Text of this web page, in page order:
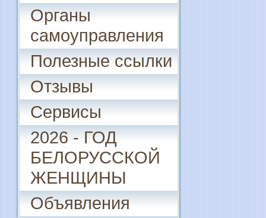
Органы
самоуправления
Полезные ссылки
Отзывы
Сервисы
2026 - ГОД
БЕЛОРУССКОЙ
ЖЕНЩИНЫ
Объявления